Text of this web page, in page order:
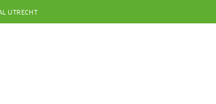
UTRECHT